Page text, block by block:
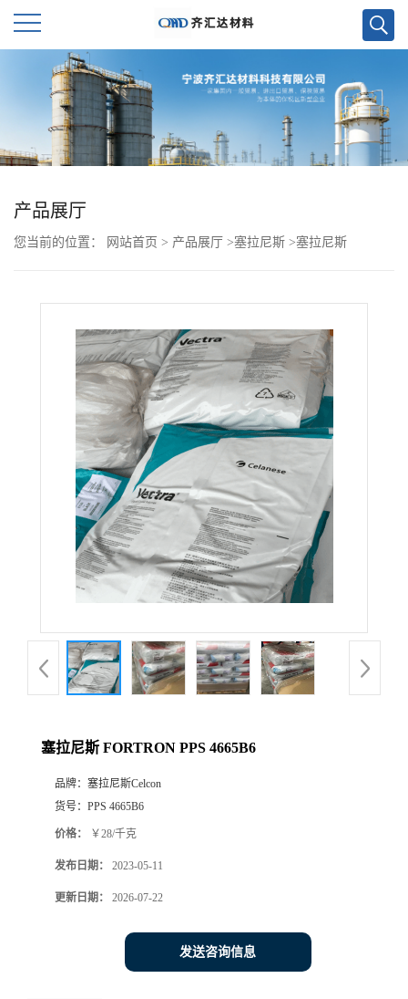
首
页
公
品
厅
产品展厅
您当前的位置： 网站首页 > 产品展厅 >塞拉尼斯 >塞拉尼斯
塞拉尼斯 FORTRON PPS 4665B6
品牌： 塞拉尼斯Celcon
货号： PPS 4665B6
价格： ￥28/千克
发布日期： 2023-05-11
更新日期： 2026-07-22
发送咨询信息